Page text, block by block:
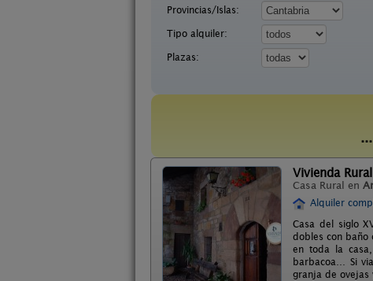
Provincias/Islas:
Tipo alquiler:
Plazas:
Vivienda
Casa Rural en
Alquiler
Casa del siglo
dobles con baño
en toda la
barbacoa… Si
granja de ovejas